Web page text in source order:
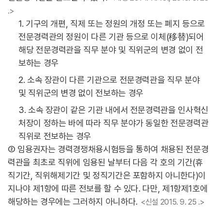
.>
1. 기구의 개편, 직제 또는 정원의 개정 또는 폐지 등으로
전문경력관의 정원이 다른 기관 등으로 이체(移替)되어
해당 전문경력관을 직무 분야 및 직위군의 변경 없이 전
보하는 경우
2. 소속 장관이 다른 기관으로 전문경력관을 직무 분야
및 직위군의 변경 없이 전보하는 경우
3. 소속 장관이 같은 기관 내에서 전문경력관을 인사혁신
처장이 정하는 바에 따라 직무 분야가 동일한 전문경력관
직위로 전보하는 경우
② 임용권자는 경력경쟁채용시험등을 통하여 채용된 전문경
력관을 최초로 직위에 임용된 날부터 다음 각 호의 기간(휴
직기간, 직위해제기간 및 정직기간은 포함하지 아니한다)이
지나야 제1항에 따른 전보를 할 수 있다. 다만, 제1항제1호에
해당하는 경우에는 그러하지 아니하다. <신설 2015. 9. 25 .>